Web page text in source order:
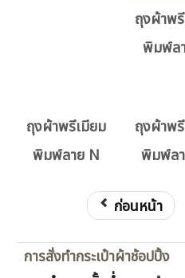
ถุงผ้าพ
พิมพ์ล
ถุงผ้าพรีเมียม
พิมพ์ลาย N
ถุงผ้าพ
พิมพ์ล
ก่อนหน้า
การสั่งทำกระเป๋าผ้าช้อปปิ้ง